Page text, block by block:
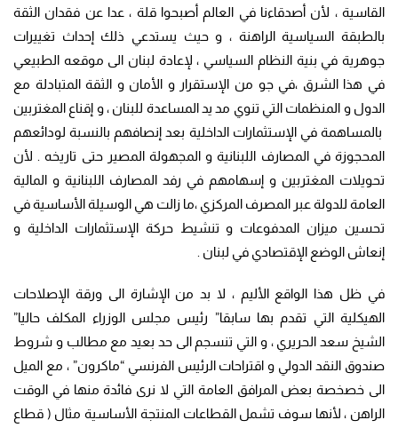
القاسية ، لأن أصدقاءنا في العالم أصبحوا قلة ، عدا عن فقدان الثقة
بالطبقة السياسية الراهنة ، و حيث يستدعي ذلك إحداث تغييرات
جوهرية في بنية النظام السياسي ، لإعادة لبنان الى موقعه الطبيعي
في هذا الشرق ،في جو من الإستقرار و الأمان و الثقة المتبادلة مع
الدول و المنظمات التي تنوي مد يد المساعدة للبنان ، و إقناع المغتربين
بالمساهمة في الإستثمارات الداخلية بعد إنصافهم بالنسبة لودائعهم
المحجوزة في المصارف اللبنانية و المجهولة المصير حتى تاريخه . لأن
تحويلات المغتربين و إسهامهم في رفد المصارف اللبنانية و المالية
العامة للدولة عبر المصرف المركزي ،ما زالت هي الوسيلة الأساسية في
تحسين ميزان المدفوعات و تنشيط حركة الإستثمارات الداخلية و
إنعاش الوضع الإقتصادي في لبنان .
في ظل هذا الواقع الأليم ، لا بد من الإشارة الى ورقة الإصلاحات
الهيكلية التي تقدم بها سابقا” رئيس مجلس الوزراء المكلف حاليا”
الشيخ سعد الحريري ، و التي تنسجم الى حد بعيد مع مطالب و شروط
صندوق النقد الدولي و اقتراحات الرئيس الفرنسي “ماكرون” ، مع الميل
الى خصخصة بعض المرافق العامة التي لا نرى فائدة منها في الوقت
الراهن ، لأنها سوف تشمل القطاعات المنتجة الأساسية مثال ( قطاع